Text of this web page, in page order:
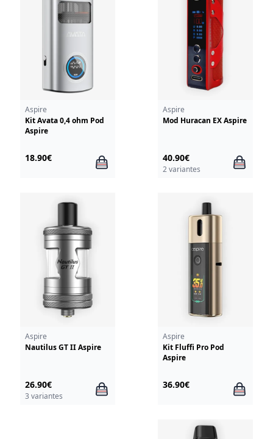
Aspire
Kit Avata 0,4 ohm Pod
Aspire
18.90€
Aspire
Mod Huracan EX Aspire
40.90€
2 variantes
Aspire
Nautilus GT II Aspire
26.90€
3 variantes
Aspire
Kit Fluffi Pro Pod
Aspire
36.90€